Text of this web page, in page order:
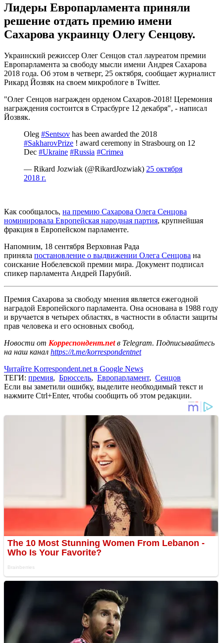
Лидеры Европарламента приняли
решение отдать премию имени
Сахарова украинцу Олегу Сенцову.
Украинский режиссер Олег Сенцов стал лауреатом премии
Европарламента за свободу мысли имени Андрея Сахарова
2018 года. Об этом в четверг, 25 октября, сообщает журналист
Рикард Йозвяк на своем микроблоге в Twitter.
"Олег Сенцов награжден орденом Сахаров-2018! Церемония
награждения состоится в Страсбурге 12 декабря", - написал
Йозвяк.
Oleg #Sentsov has been awarded the 2018
#SakharovPrize ! award ceremony in Strasbourg on 12
Dec #Ukraine #Russia #Crimea
— Rikard Jozwiak (@RikardJozwiak) 25 октября
2018 г.
Как сообщалось, на премию Сахарова Олега Сенцова
номинировала Европейская народная партия, крупнейшая
фракция в Европейском парламенте.
Напомним, 18 сентября Верховная Рада
приняла постановление о выдвижении Олега Сенцова на
соискание Нобелевской премии мира. Документ подписал
спикер парламента Андрей Парубий.
Премия Сахарова за свободу мнения является ежегодной
наградой Европейского парламента. Она основана в 1988 году
и вручается в четырех областях, в частности в области защиты
прав человека и его основных свобод.
Новости от Корреспондент.netв Telegram. Подписывайтесь
на наш канал https://t.me/korrespondentnet
Читайте Korrespondent.net в Google News
ТЕГИ: премия, Брюссель, Европарламент, Сенцов
Если вы заметили ошибку, выделите необходимый текст и
нажмите Ctrl+Enter, чтобы сообщить об этом редакции.